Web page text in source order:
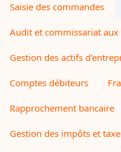
Saisie des commandes
Audit et commissariat
Gestion des actifs
Comptes débiteurs
Rapprochement bancaire
Gestion des impôts et